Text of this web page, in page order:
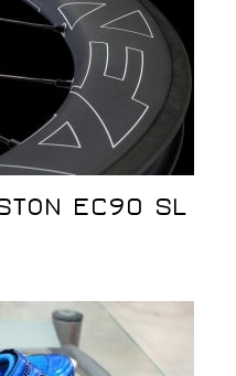
EC90 SL